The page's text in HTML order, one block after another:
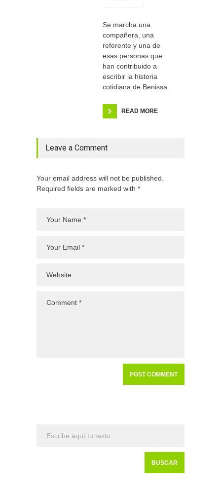
Se marcha una
compañera, una
referente y una de
esas personas que
han contribuido a
escribir la historia
cotidiana de Benissa
READ MORE
Leave a Comment
Your email address will not be published.
Required fields are marked with *